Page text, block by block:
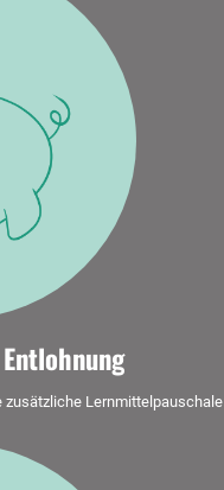
zusätzliche Lernmittelpauschale